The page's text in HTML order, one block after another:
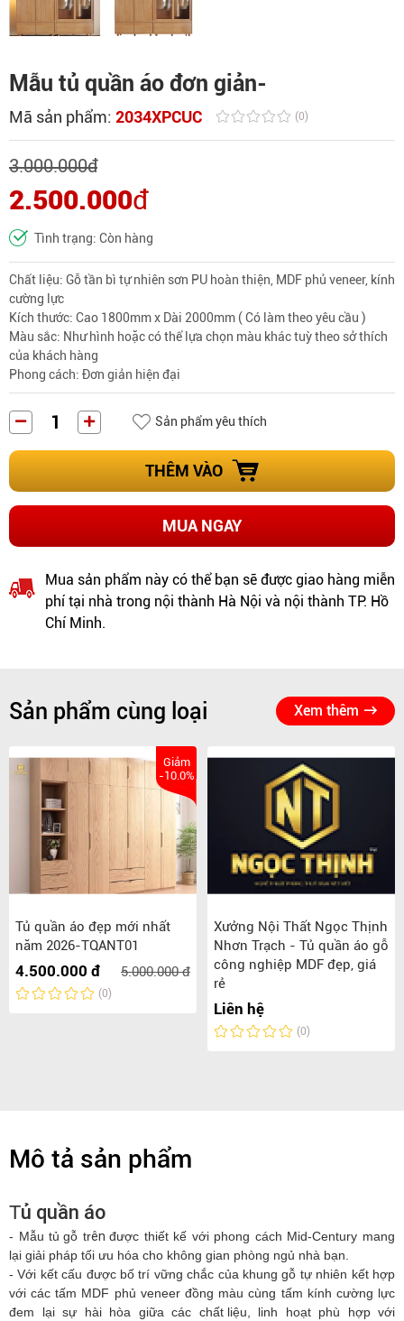
Mẫu tủ quần áo đơn giản-
Mã sản phẩm: 2034XPCUC (0)
3.000.000đ
2.500.000đ
Tình trạng: Còn hàng
Chất liệu: Gỗ tần bì tự nhiên sơn PU hoàn thiện, MDF phủ veneer, kính
cường lực
Kích thước: Cao 1800mm x Dài 2000mm ( Có làm theo yêu cầu )
Màu sắc: Như hình hoặc có thể lựa chọn màu khác tuỳ theo sở thích
của khách hàng
Phong cách: Đơn giản hiện đại
Sản phẩm yêu thích
THÊM VÀO
MUA NGAY
Mua sản phẩm này có thể bạn sẽ được giao hàng miễn
phí tại nhà trong nội thành Hà Nội và nội thành TP. Hồ
Chí Minh.
Sản phẩm cùng loại Xem thêm
Giảm
-10.0%
Tủ quần áo đẹp mới nhất
năm 2026-TQANT01
4.500.000 đ 5.000.000 đ
(0)
Xưởng Nội Thất Ngọc Thịnh
Nhơn Trạch - Tủ quần áo gỗ
công nghiệp MDF đẹp, giá
rẻ
Liên hệ
(0)
Mô tả sản phẩm
Tủ quần áo
- Mẫutủ gỗ trênđược thiết kế với phong cách Mid-Century mang
lại giải pháp tối ưu hóa cho không gian phòng ngủ nhà bạn.
- Với kết cấu được bố trí vững chắc của khung gỗ tự nhiên kết hợp
với các tấm MDF phủ veneer đồng màu cùng tấm kính cường lực
đem lại sự hài hòa giữa các chất liệu , linh hoạt phù hợp với